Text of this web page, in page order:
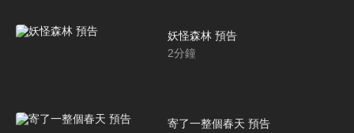
妖怪森林 預告
2分鐘
寄了一整個春天 預告